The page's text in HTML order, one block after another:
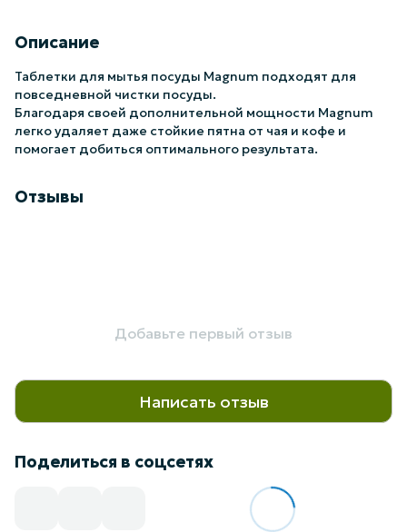
Описание
Таблетки для мытья посуды Magnum подходят для
повседневной чистки посуды.
Благодаря своей дополнительной мощности Magnum
легко удаляет даже стойкие пятна от чая и кофе и
помогает добиться оптимального результата.
Отзывы
Добавьте первый отзыв
Написать отзыв
Поделиться в соцсетях